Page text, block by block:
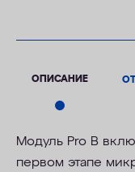
ОПИСАНИЕ
Модуль Pro В
первом этапе